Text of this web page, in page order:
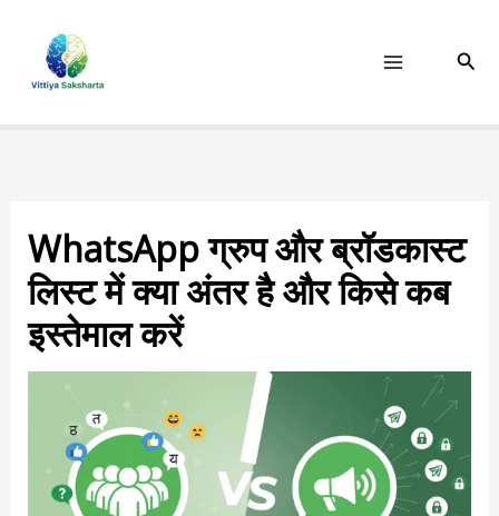
content
WhatsApp ग्रुप और ब्रॉडकास्ट
लिस्ट में क्या अंतर है और किसे कब
इस्तेमाल करें